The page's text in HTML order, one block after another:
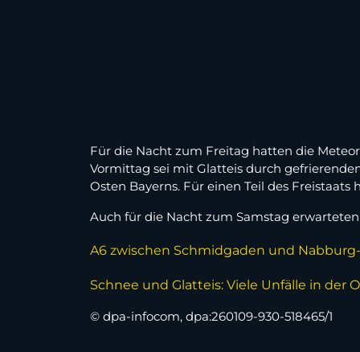
Für die Nacht zum Freitag hatten die
Vormittag sei mit Glatteis durch
Osten Bayerns. Für einen Teil des
Auch für die Nacht zum Samstag
A6 zwischen Schmidgaden und
Schnee und Glatteis: Viele Unfälle in der
© dpa-infocom, dpa:260109-930-518465/1